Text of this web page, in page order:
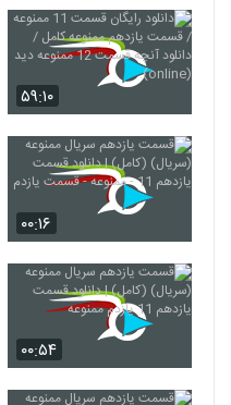
۵۹:۱۰
۰۰:۱۶
۰۰:۵۴